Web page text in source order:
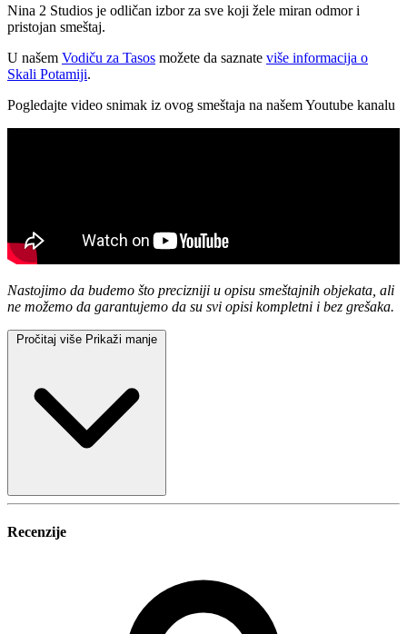
Nina 2 Studios je odličan izbor za sve koji žele miran odmor i
pristojan smeštaj.
U našem Vodiču za Tasos možete da saznate više informacija o
Skali Potamiji.
Pogledajte video snimak iz ovog smeštaja na našem Youtube kanalu
Nastojimo da budemo što precizniji u opisu smeštajnih objekata, ali
ne možemo da garantujemo da su svi opisi kompletni i bez grešaka.
Pročitaj više Prikaži manje
Recenzije